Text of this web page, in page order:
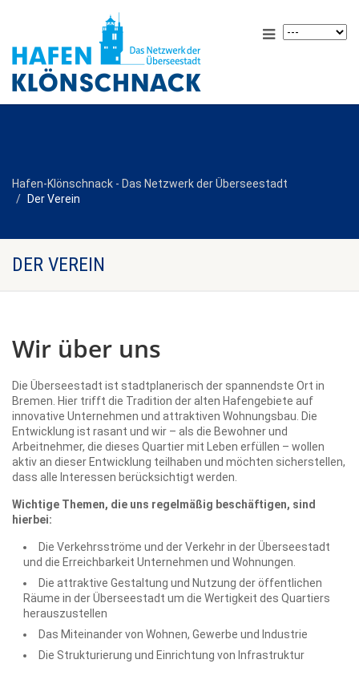
Hafen-Klönschnack - Das Netzwerk der Überseestadt
Der Verein
DER VEREIN
Wir über uns
Die Überseestadt ist stadtplanerisch der spannendste Ort in
Bremen. Hier trifft die Tradition der alten Hafengebiete auf
innovative Unternehmen und attraktiven Wohnungsbau. Die
Entwicklung ist rasant und wir – als die Bewohner und
Arbeitnehmer, die dieses Quartier mit Leben erfüllen – wollen
aktiv an dieser Entwicklung teilhaben und möchten sicherstellen,
dass alle Interessen berücksichtigt werden.
Wichtige Themen, die uns regelmäßig beschäftigen, sind
hierbei:
Die Verkehrsströme und der Verkehr in der Überseestadt
und die Erreichbarkeit Unternehmen und Wohnungen.
Die attraktive Gestaltung und Nutzung der öffentlichen
Räume in der Überseestadt um die Wertigkeit des Quartiers
herauszustellen
Das Miteinander von Wohnen, Gewerbe und Industrie
Die Strukturierung und Einrichtung von Infrastruktur